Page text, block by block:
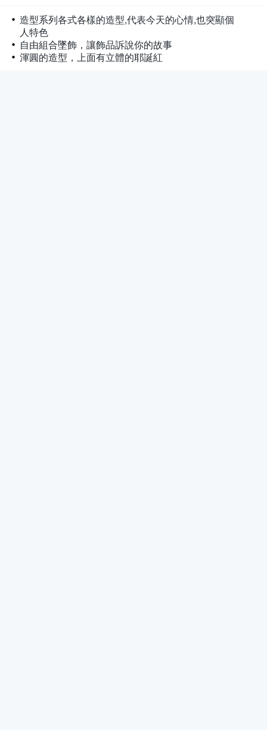
造型系列各式各樣的造型,代表今天的心情,也突顯個
人特色
自由組合墜飾，讓飾品訴說你的故事
渾圓的造型，上面有立體的耶誕紅